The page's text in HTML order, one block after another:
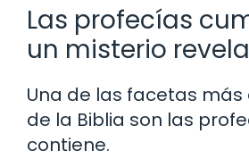
Las profecías
un misterio
Una de las facetas
de la Biblia son las
contiene.